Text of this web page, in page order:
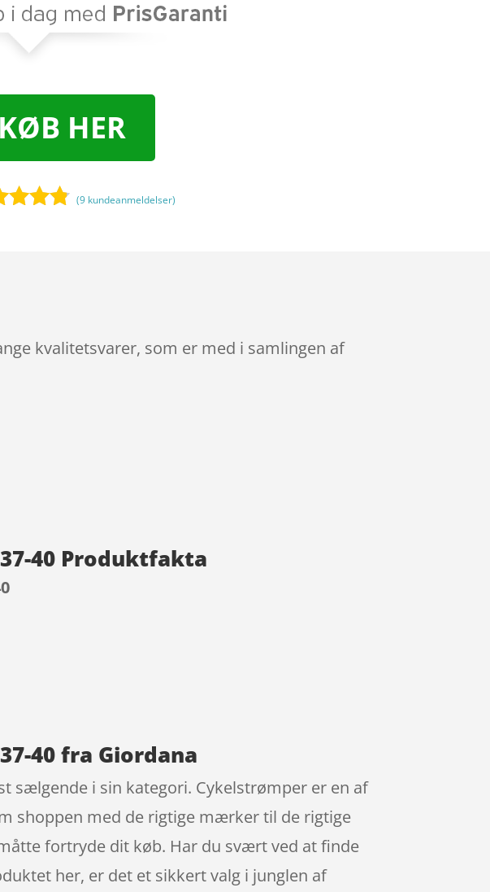
KØB HER
(9 kundeanmeldelser)
kvalitetsvarer, som er med i samlingen af
40 Produktfakta
40 fra Giordana
sælgende i sin kategori. Cykelstrømper er en af
shoppen med de rigtige mærker til de rigtige
fortryde dit køb. Har du svært ved at finde
her, er det et sikkert valg i junglen af